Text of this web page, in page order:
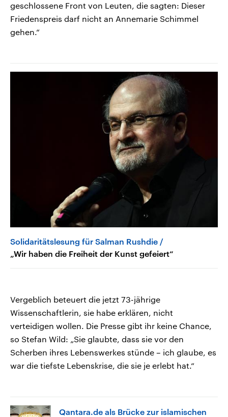
geschlossene Front von Leuten, die sagten: Dieser
Friedenspreis darf nicht an Annemarie Schimmel
gehen.“
Solidaritätslesung für Salman Rushdie
„Wir haben die Freiheit der Kunst gefeiert“
Vergeblich beteuert die jetzt 73-jährige
Wissenschaftlerin, sie habe erklären, nicht
verteidigen wollen. Die Presse gibt ihr keine Chance,
so Stefan Wild: „Sie glaubte, dass sie vor den
Scherben ihres Lebenswerkes stünde – ich glaube, es
war die tiefste Lebenskrise, die sie je erlebt hat.“
Qantara.de als Brücke zur islamischen